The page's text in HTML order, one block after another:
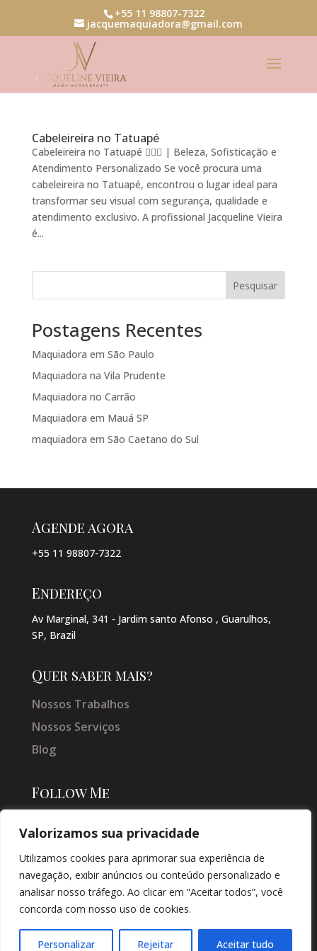
Valorizamos sua privacidade
Utilizamos cookies para aprimorar sua experiência de
navegação, exibir anúncios ou conteúdo personalizado e
analisar nosso tráfego. Ao clicar em “Aceitar todos”, você
concorda com nosso uso de cookies.
Personalizar Rejeitar Aceitar tudo
+55 11 98807-7322
jacquemaquiadora@gmail.com
Cabeleireira no Tatuapé
Cabeleireira no Tatuapé 💇‍♀️✨ | Beleza, Sofisticação e
Atendimento Personalizado Se você procura uma
cabeleireira no Tatuapé, encontrou o lugar ideal para
transformar seu visual com segurança, qualidade e
atendimento exclusivo. A profissional Jacqueline Vieira
é...
Pesquisar
Postagens Recentes
Maquiadora em São Paulo
Maquiadora na Vila Prudente
Maquiadora no Carrão
Maquiadora em Mauá SP
maquiadora em São Caetano do Sul
Agende agora
+55 11 98807-7322
Endereço
Av Marginal, 341 - Jardim santo Afonso , Guarulhos,
SP, Brazil
Quer saber mais?
Nossos Trabalhos
Nossos Serviços
Blog
Follow Me
SOLUÇÕES DIGITAIS |
CRIAÇÃO DE SITES